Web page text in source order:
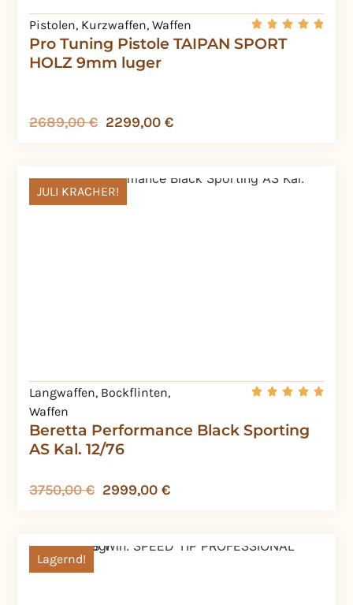
Pro Tuning Pistole TAIPAN SPORT
HOLZ 9mm luger
Pistolen, Kurzwaffen, Waffen
2689,00€ 2299,00 €
Beretta Performance Black Sporting
AS Kal. 12/76
JULI KRACHER!
Langwaffen, Bockflinten,
Waffen
3750,00€ 2999,00 €
Lagernd!